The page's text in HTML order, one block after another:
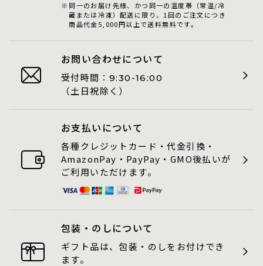
同一のお届け先様、かつ同一の温度帯（常温/冷
蔵または冷凍）配送に限り、1回のご注文につき
商品代金5,000円以上で送料無料です。
お問い合わせについて
受付時間： 9:30-16:00
（土日祝除く）
お支払いについて
各種クレジットカード・代金引換・
AmazonPay・PayPay・GMO後払いが
ご利用いただけます。
包装・のしについて
ギフト品は、包装・のしをお付けでき
ます。